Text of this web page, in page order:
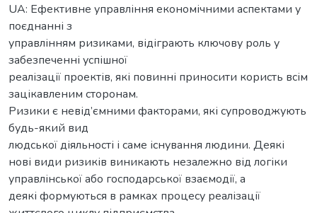
UA: Ефективне управління економічними аспектами у
поєднанні з
управлінням ризиками, відіграють ключову роль у
забезпеченні успішної
реалізації проектів, які повинні приносити користь всім
зацікавленим сторонам.
Ризики є невід’ємними факторами, які супроводжують
будь-який вид
людської діяльності і саме існування людини. Деякі
нові види ризиків виникають незалежно від логіки
управлінської або господарської взаємодії, а
деякі формуються в рамках процесу реалізації